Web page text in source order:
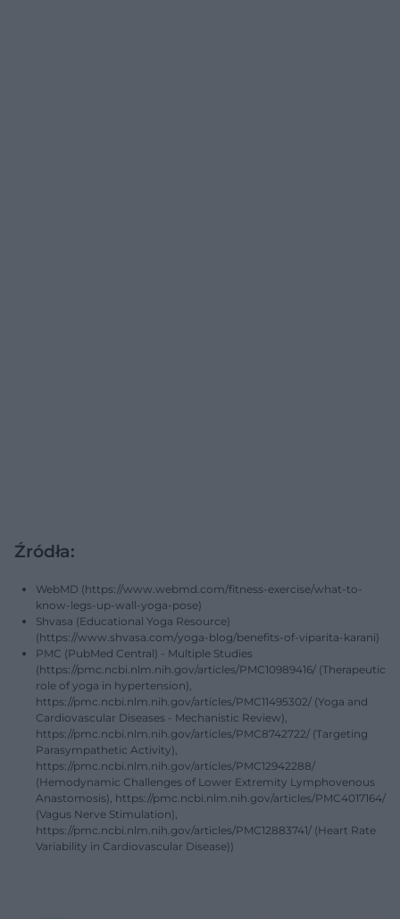
Źródła:
WebMD (https://www.webmd.com/fitness-exercise/what-to-
know-legs-up-wall-yoga-pose)
Shvasa (Educational Yoga Resource)
(https://www.shvasa.com/yoga-blog/benefits-of-viparita-karani)
PMC (PubMed Central) - Multiple Studies
(https://pmc.ncbi.nlm.nih.gov/articles/PMC10989416/ (Therapeutic
role of yoga in hypertension),
https://pmc.ncbi.nlm.nih.gov/articles/PMC11495302/ (Yoga and
Cardiovascular Diseases - Mechanistic Review),
https://pmc.ncbi.nlm.nih.gov/articles/PMC8742722/ (Targeting
Parasympathetic Activity),
https://pmc.ncbi.nlm.nih.gov/articles/PMC12942288/
(Hemodynamic Challenges of Lower Extremity Lymphovenous
Anastomosis), https://pmc.ncbi.nlm.nih.gov/articles/PMC4017164/
(Vagus Nerve Stimulation),
https://pmc.ncbi.nlm.nih.gov/articles/PMC12883741/ (Heart Rate
Variability in Cardiovascular Disease))